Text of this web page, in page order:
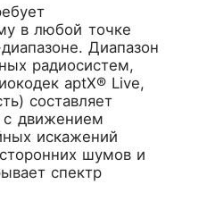
в любой точке
Диапазон
радиосистем,
aptX® Live,
составляет
с движением
искажений
шумов и
спектр